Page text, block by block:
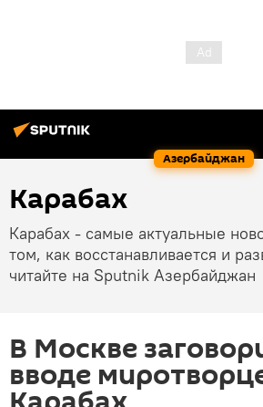
Азербайджан
Карабах
Карабах - самые актуальные
том, как восстанавливается и
читайте на Sputnik Азербайджан
В Москве
вводе